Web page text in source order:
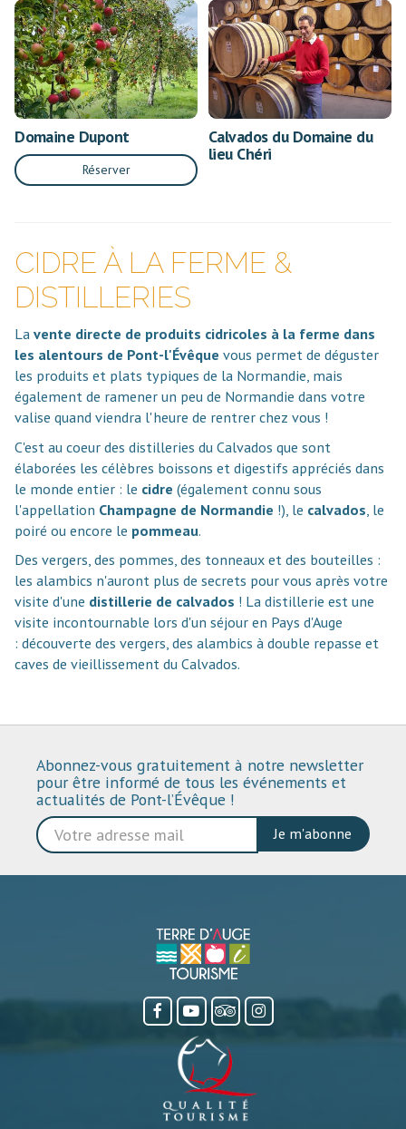
Domaine Dupont
Réserver
Calvados du Domaine du
lieu Chéri
CIDRE À LA FERME &
DISTILLERIES
Lavente directe de produits cidricoles à la ferme dans
les alentours de Pont-l'Évêque vous permet de déguster
les produits et plats typiques de la Normandie, mais
également de ramener un peu de Normandie dans votre
valise quand viendra l'heure de rentrer chez vous !
C'est au coeur des distilleries du Calvados que sont
élaborées les célèbres boissons et digestifs appréciés dans
le monde entier : le cidre (également connu sous
l'appellation Champagne de Normandie !), le calvados , le
poiré ou encore le pommeau.
Des vergers, des pommes, des tonneaux et des bouteilles :
les alambics n'auront plus de secrets pour vous après votre
visite d'une distillerie de calvados ! La distillerie est une
visite incontournable lors d'un séjour en Pays d'Auge
: découverte des vergers, des alambics à double repasse et
caves de vieillissement du Calvados.
Abonnez-vous gratuitement à notre newsletter
pour être informé de tous les événements et
actualités de Pont-l’Évêque !
Je m'abonne